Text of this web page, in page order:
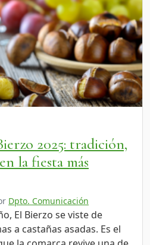
2025: tradición,
la fiesta más
Dpto. Comunicación
El Bierzo se viste de
a castañas asadas. Es el